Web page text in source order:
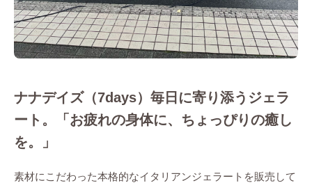
ナナデイズ（7days）毎日に寄り添うジェラ
ート。「お疲れの身体に、ちょっぴりの癒し
を。」
素材にこだわった本格的なイタリアンジェラートを販売して